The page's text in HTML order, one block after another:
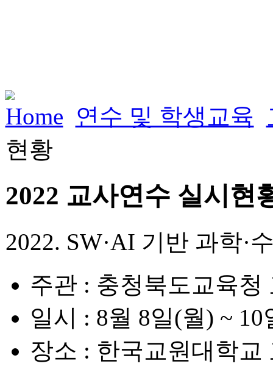
Home 연수 및 학생교육
현황
2022 교사연수 실시현
2022. SW·AI 기반 과학·
주관 : 충청북도교육청
일시 : 8월 8일(월) ~ 10
장소 : 한국교원대학교